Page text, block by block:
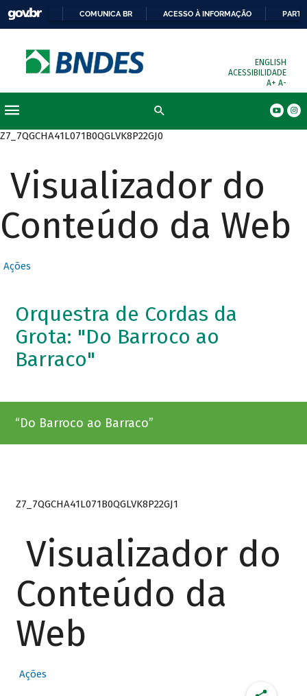
COMUNICA BR ACESSO À INFORMAÇÃO
ENGLISH
ACESSIBILIDADE
A+ A-
Z7_7QGCHA41L071B0QGLVK8P22GJ0
Visualizador do
Conteúdo da Web
Ações
Orquestra de Cordas da
Grota: "Do Barroco ao
Barraco"
“Do Barroco ao Barraco”
Z7_7QGCHA41L071B0QGLVK8P22GJ1
Visualizador do
Conteúdo da
Web
Ações